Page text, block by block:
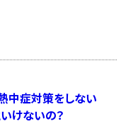
中症対策をしない
けないの？